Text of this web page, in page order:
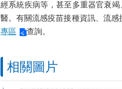
經系統疾病等，甚至多重器官衰
醫。有關流感疫苗接種資訊、流
專區
查詢。
相關圖片